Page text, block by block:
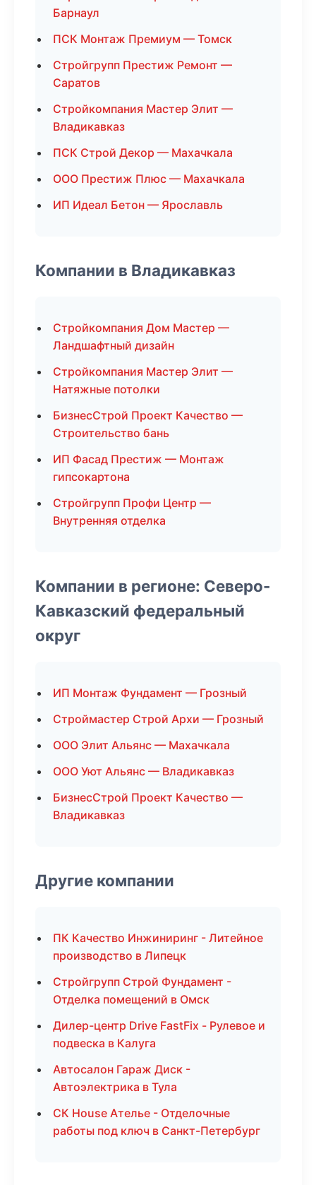
Барнаул
ПСК Монтаж Премиум — Томск
Стройгрупп Престиж Ремонт —
Саратов
Стройкомпания Мастер Элит —
Владикавказ
ПСК Строй Декор — Махачкала
ООО Престиж Плюс — Махачкала
ИП Идеал Бетон — Ярославль
Компании в Владикавказ
Стройкомпания Дом Мастер —
Ландшафтный дизайн
Стройкомпания Мастер Элит —
Натяжные потолки
БизнесСтрой Проект Качество —
Строительство бань
ИП Фасад Престиж — Монтаж
гипсокартона
Стройгрупп Профи Центр —
Внутренняя отделка
Компании в регионе: Северо-
Кавказский федеральный
округ
ИП Монтаж Фундамент — Грозный
Строймастер Строй Архи — Грозный
ООО Элит Альянс — Махачкала
ООО Уют Альянс — Владикавказ
БизнесСтрой Проект Качество —
Владикавказ
Другие компании
ПК Качество Инжиниринг - Литейное
производство в Липецк
Стройгрупп Строй Фундамент -
Отделка помещений в Омск
Дилер-центр Drive FastFix - Рулевое и
подвеска в Калуга
Автосалон Гараж Диск -
Автоэлектрика в Тула
СК House Ателье - Отделочные
работы под ключ в Санкт-Петербург